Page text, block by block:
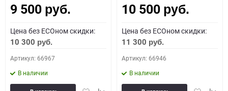
9 500 руб.
Цена без ECOном скидки:
10 300 руб.
Артикул: 66967
В наличии
10 500 руб.
Цена без ECOном скидки:
11 300 руб.
Артикул: 66946
В наличии